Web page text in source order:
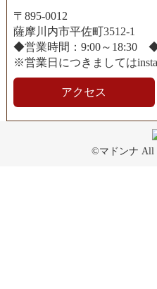
〒895-0012
薩摩川内市平佐町3512-1
◆営業時間：9:00～18:30
※営業日につきましては
アクセス
©マドンナ All